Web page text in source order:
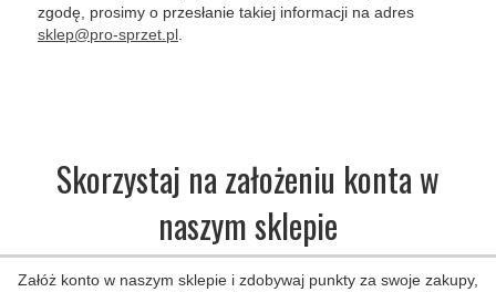
zgodę, prosimy o przesłanie takiej informacji na adres
sklep@pro-sprzet.pl
Skorzystaj na założeniu konta w
naszym sklepie
Załóż konto w naszym sklepie i zdobywaj punkty za swoje zakupy,